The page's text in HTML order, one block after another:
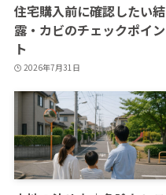
住宅購入前に確認したい結
露・カビのチェックポイン
ト
2026年7月31日